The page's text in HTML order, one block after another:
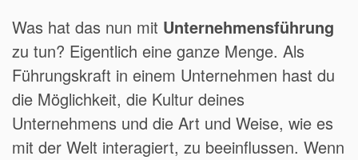
Was hat das nun mit Unternehmensführung
zu tun? Eigentlich eine ganze Menge. Als
Führungskraft in einem Unternehmen hast du
die Möglichkeit, die Kultur deines
Unternehmens und die Art und Weise, wie es
mit der Welt interagiert, zu beeinflussen. Wenn